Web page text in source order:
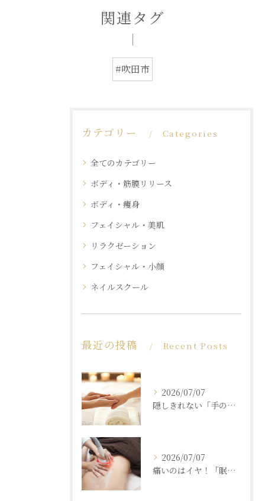
関連タグ
#吹田市
カテゴリー Categories
全てのカテゴリー
ボディ・筋膜リリース
ボディ・痩身
フェイシャル・美肌
リラクゼーション
フェイシャル・小顔
ネイルスクール
最近の投稿 Recent Posts
2026/07/07
隠しきれない「手の老化」を根本ケア！ふっくら若々しい手肌を取り戻す本格ハンドエステ
2026/07/07
痛いのはイヤ！「眠れるほど気持ちいいのに結果が出る」痩身エステの秘密